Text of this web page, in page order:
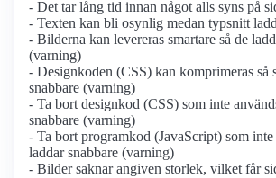
- Det tar lång tid innan något alls syns på
- Texten kan bli osynlig medan typsnitt
- Bilderna kan levereras smartare så de
(varning)
- Designkoden (CSS) kan komprimeras så
snabbare (varning)
- Ta bort designkod (CSS) som inte
snabbare (varning)
- Ta bort programkod (JavaScript) som inte
laddar snabbare (varning)
- Bilder saknar angiven storlek, vilket får